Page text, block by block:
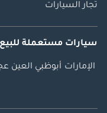
تجار السيارات
سيارات مستعملة للبيع
الإمارات أبوظبي العين